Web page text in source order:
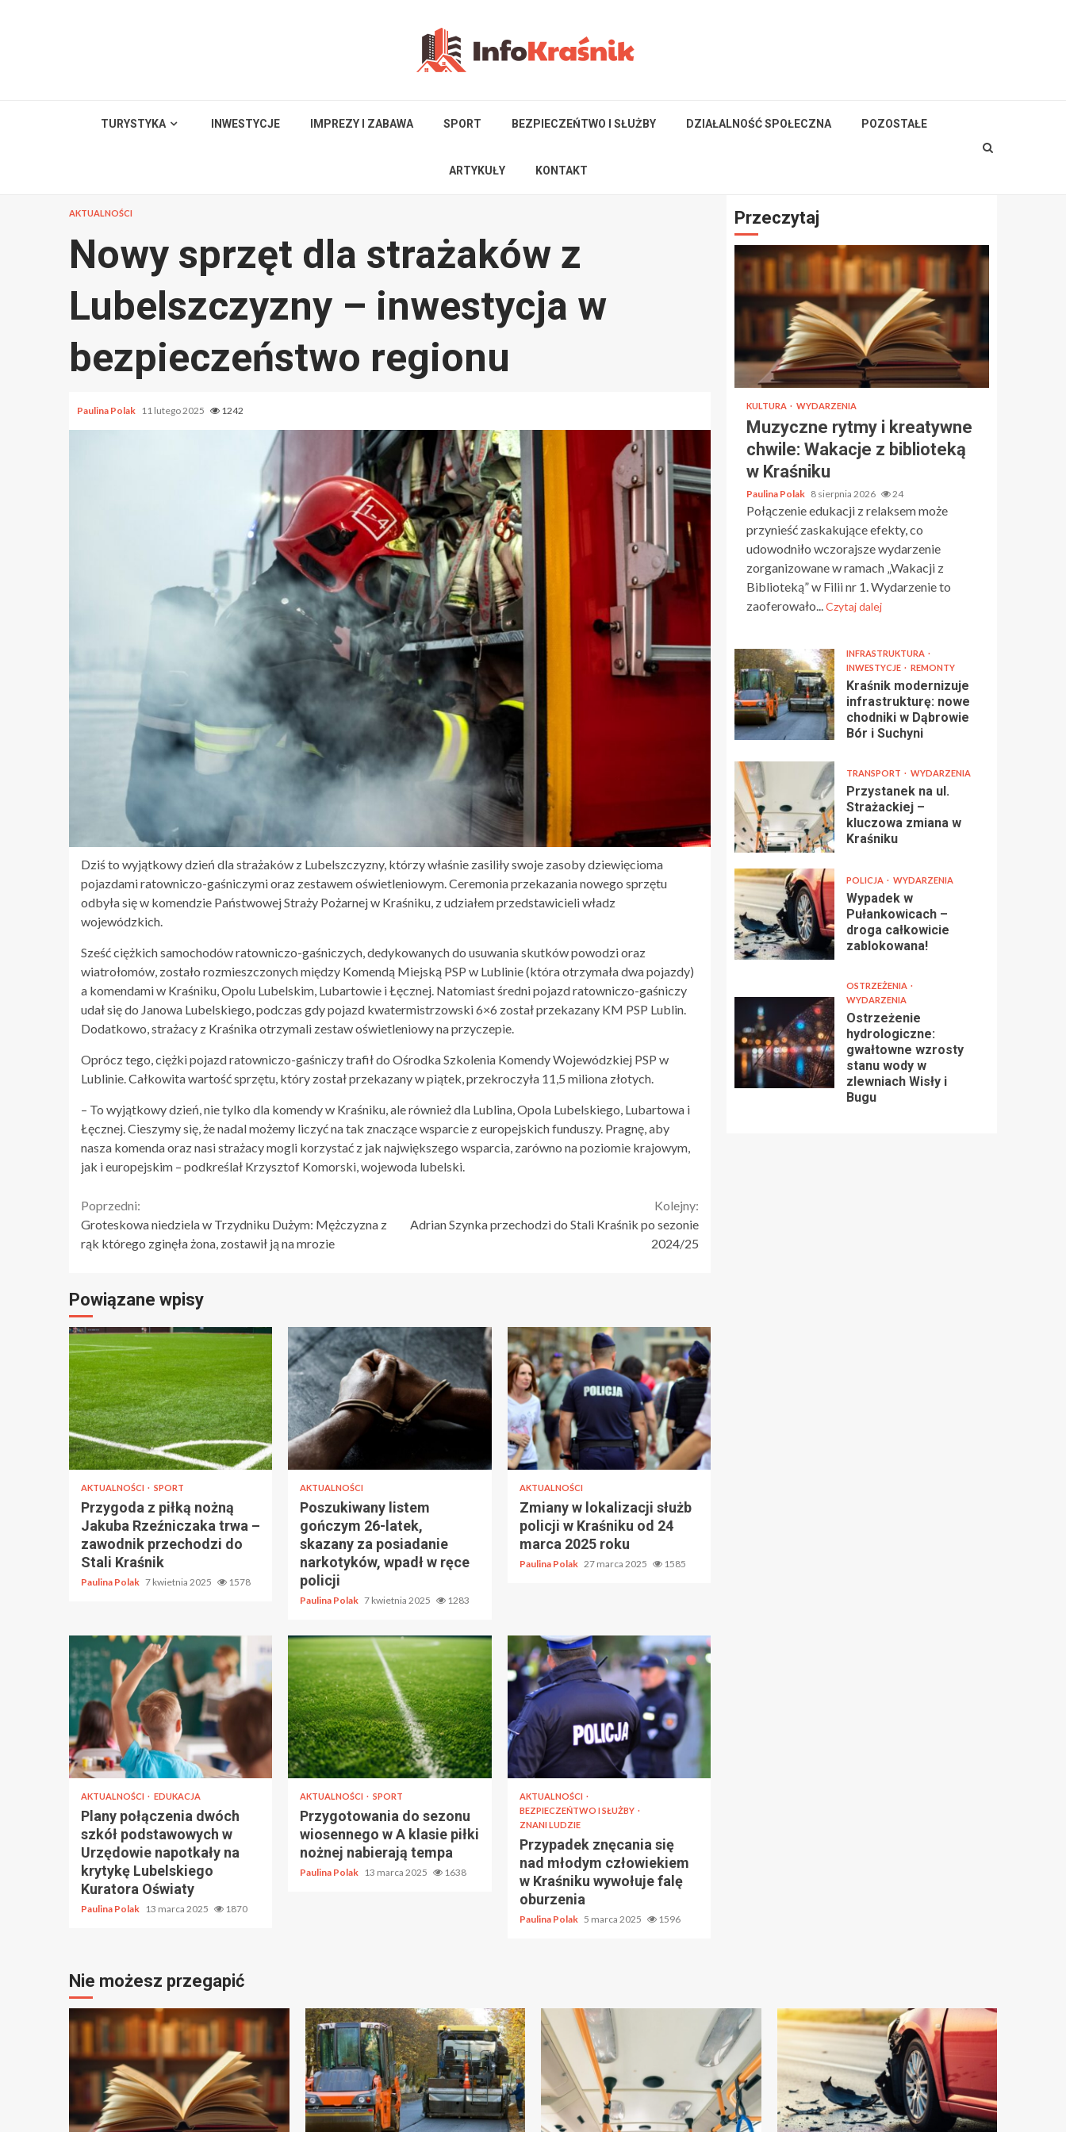
TURYSTYKA INWESTYCJE IMPREZY I ZABAWA SPORT BEZPIECZEŃTWO I SŁUŻBY DZIAŁALNOŚĆ SPOŁECZNA POZOSTAŁE
ARTYKUŁY KONTAKT
AKTUALNOŚCI
Nowy sprzęt dla strażaków z
Lubelszczyzny – inwestycja w
bezpieczeństwo regionu
Paulina Polak 11 lutego 2025 1242
Dziś to wyjątkowy dzień dla strażaków z Lubelszczyzny, którzy właśnie zasiliły swoje zasoby dziewięcioma
pojazdami ratowniczo-gaśniczymi oraz zestawem oświetleniowym. Ceremonia przekazania nowego sprzętu
odbyła się w komendzie Państwowej Straży Pożarnej w Kraśniku, z udziałem przedstawicieli władz
wojewódzkich.
Sześć ciężkich samochodów ratowniczo-gaśniczych, dedykowanych do usuwania skutków powodzi oraz
wiatrołomów, zostało rozmieszczonych między Komendą Miejską PSP w Lublinie (która otrzymała dwa pojazdy)
a komendami w Kraśniku, Opolu Lubelskim, Lubartowie i Łęcznej. Natomiast średni pojazd ratowniczo-gaśniczy
udał się do Janowa Lubelskiego, podczas gdy pojazd kwatermistrzowski 6×6 został przekazany KM PSP Lublin.
Dodatkowo, strażacy z Kraśnika otrzymali zestaw oświetleniowy na przyczepie.
Oprócz tego, ciężki pojazd ratowniczo-gaśniczy trafił do Ośrodka Szkolenia Komendy Wojewódzkiej PSP w
Lublinie. Całkowita wartość sprzętu, który został przekazany w piątek, przekroczyła 11,5 miliona złotych.
– To wyjątkowy dzień, nie tylko dla komendy w Kraśniku, ale również dla Lublina, Opola Lubelskiego, Lubartowa i
Łęcznej. Cieszymy się, że nadal możemy liczyć na tak znaczące wsparcie z europejskich funduszy. Pragnę, aby
nasza komenda oraz nasi strażacy mogli korzystać z jak największego wsparcia, zarówno na poziomie krajowym,
jak i europejskim – podkreślał Krzysztof Komorski, wojewoda lubelski.
Continue
Reading
Poprzedni:
Groteskowa niedziela w Trzydniku Dużym: Mężczyzna z
rąk którego zginęła żona, zostawił ją na mrozie
Kolejny:
Adrian Szynka przechodzi do Stali Kraśnik po sezonie
2024/25
Powiązane wpisy
AKTUALNOŚCI SPORT
Przygoda z piłką nożną
Jakuba Rzeźniczaka trwa –
zawodnik przechodzi do
Stali Kraśnik
Paulina Polak 7 kwietnia 2025 1578
AKTUALNOŚCI
Poszukiwany listem
gończym 26-latek,
skazany za posiadanie
narkotyków, wpadł w ręce
policji
Paulina Polak 7 kwietnia 2025 1283
AKTUALNOŚCI
Zmiany w lokalizacji służb
policji w Kraśniku od 24
marca 2025 roku
Paulina Polak 27 marca 2025 1585
AKTUALNOŚCI EDUKACJA
Plany połączenia dwóch
szkół podstawowych w
Urzędowie napotkały na
krytykę Lubelskiego
Kuratora Oświaty
Paulina Polak 13 marca 2025 1870
AKTUALNOŚCI SPORT
Przygotowania do sezonu
wiosennego w A klasie piłki
nożnej nabierają tempa
Paulina Polak 13 marca 2025 1638
AKTUALNOŚCI
BEZPIECZEŃTWO I SŁUŻBY
ZNANI LUDZIE
Przypadek znęcania się
nad młodym człowiekiem
w Kraśniku wywołuje falę
oburzenia
Paulina Polak 5 marca 2025 1596
Przeczytaj
KULTURA WYDARZENIA
Muzyczne rytmy i kreatywne
chwile: Wakacje z biblioteką
w Kraśniku
Paulina Polak 8 sierpnia 2026 24
Połączenie edukacji z relaksem może
przynieść zaskakujące efekty, co
udowodniło wczorajsze wydarzenie
zorganizowane w ramach „Wakacji z
Biblioteką” w Filii nr 1. Wydarzenie to
zaoferowało...Czytaj dalej
INFRASTRUKTURA
INWESTYCJE
REMONTY
Kraśnik modernizuje
infrastrukturę: nowe
chodniki w Dąbrowie
Bór i Suchyni
TRANSPORT WYDARZENIA
Przystanek na ul.
Strażackiej –
kluczowa zmiana w
Kraśniku
POLICJA WYDARZENIA
Wypadek w
Pułankowicach –
droga całkowicie
zablokowana!
OSTRZEŻENIA
WYDARZENIA
Ostrzeżenie
hydrologiczne:
gwałtowne wzrosty
stanu wody w
zlewniach Wisły i
Bugu
Nie możesz przegapić